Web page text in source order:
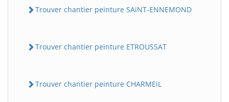
Trouver chantier peinture SAiNT-ENNEMOND
Trouver chantier peinture ETROUSSAT
Trouver chantier peinture CHARMEiL